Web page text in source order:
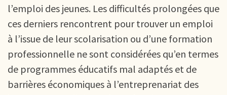
l’emploi des jeunes. Les difficultés prolongées que
ces derniers rencontrent pour trouver un emploi
à l’issue de leur scolarisation ou d’une formation
professionnelle ne sont considérées qu’en termes
de programmes éducatifs mal adaptés et de
barrières économiques à l’entreprenariat des